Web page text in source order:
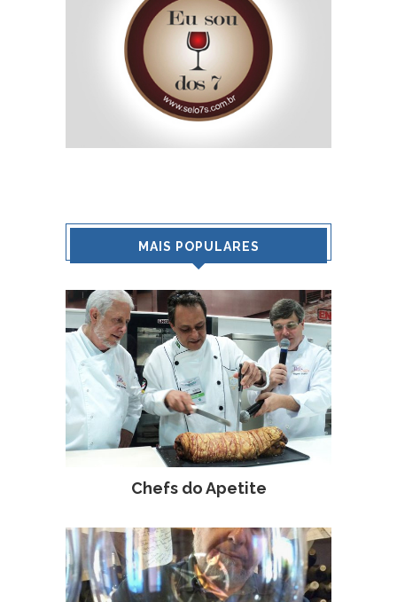
MAIS POPULARES
Chefs do Apetite